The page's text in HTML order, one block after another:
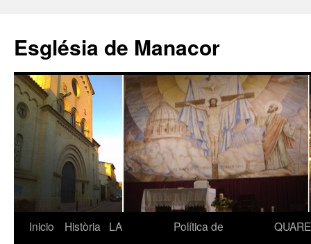
contenido
Església de Manacor
Inicio Història
LA
Política de